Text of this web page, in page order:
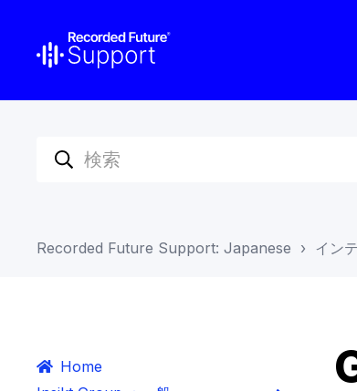
Recorded Future Support: Japanese イン
Home